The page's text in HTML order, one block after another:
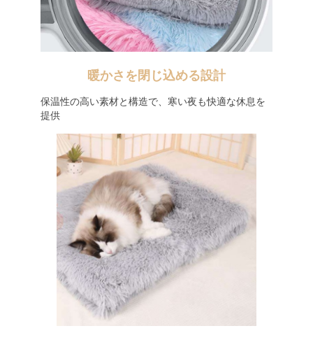
暖かさを閉じ込める設計
保温性の高い素材と構造で、寒い夜も快適な休息を
提供